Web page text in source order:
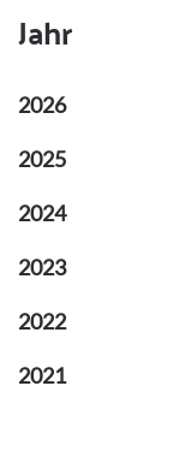
Jahr
2026
2025
2024
2023
2022
2021